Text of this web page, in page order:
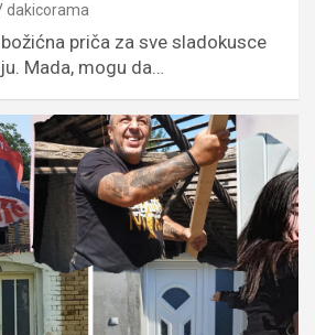
dakicorama
priča za sve sladokusce
Mada, mogu da…